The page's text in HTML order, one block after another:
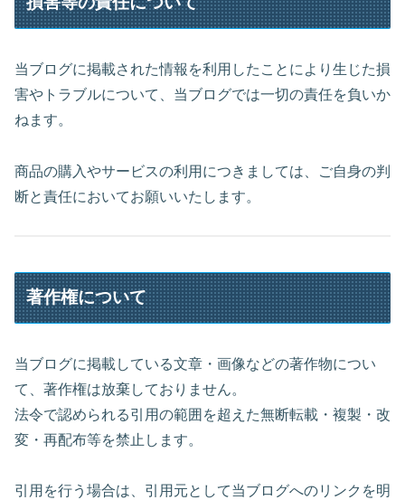
当ブログに掲載された情報を利用したことにより生じた損
害やトラブルについて、当ブログでは一切の責任を負いか
ねます。
商品の購入やサービスの利用につきましては、ご自身の判
断と責任においてお願いいたします。
著作権について
当ブログに掲載している文章・画像などの著作物につい
て、著作権は放棄しておりません。
法令で認められる引用の範囲を超えた無断転載・複製・改
変・再配布等を禁止します。
引用を行う場合は、引用元として当ブログへのリンクを明